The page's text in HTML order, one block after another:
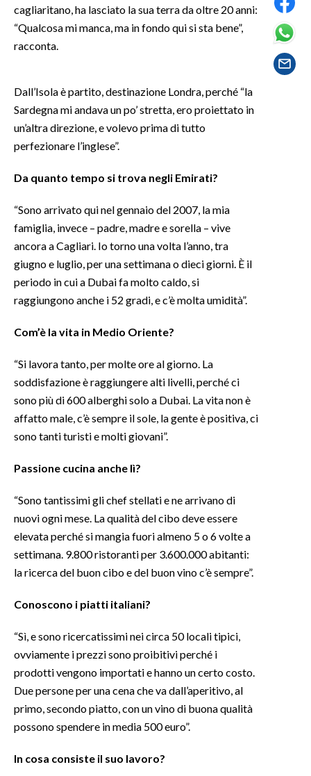
SPETTACOLI
SALUTE
SARDEGNA TURISMO
NOTIZIE
#CARAUNIONE
3 MINUTI CON
INSULARITÀ
INFO AZIENDE
ANNUNCI
NECROLOGI
PUBBLICITÀ
SPIAGGE
cagliaritano, ha lasciato la sua terra da oltre 20 anni:
“Qualcosa mi manca, ma in fondo qui si sta bene”,
racconta.
Dall’Isola è partito, destinazione Londra, perché “la
Sardegna mi andava un po’ stretta, ero proiettato in
un’altra direzione, e volevo prima di tutto
perfezionare l’inglese”.
Da quanto tempo si trova negli Emirati?
“Sono arrivato qui nel gennaio del 2007, la mia
famiglia, invece – padre, madre e sorella – vive
ancora a Cagliari. Io torno una volta l’anno, tra
giugno e luglio, per una settimana o dieci giorni. È il
periodo in cui a Dubai fa molto caldo, si
raggiungono anche i 52 gradi, e c’è molta umidità”.
Com’è la vita in Medio Oriente?
“Si lavora tanto, per molte ore al giorno. La
soddisfazione è raggiungere alti livelli, perché ci
sono più di 600 alberghi solo a Dubai. La vita non è
affatto male, c’è sempre il sole, la gente è positiva, ci
sono tanti turisti e molti giovani”.
Passione cucina anche lì?
“Sono tantissimi gli chef stellati e ne arrivano di
nuovi ogni mese. La qualità del cibo deve essere
elevata perché si mangia fuori almeno 5 o 6 volte a
settimana. 9.800 ristoranti per 3.600.000 abitanti:
la ricerca del buon cibo e del buon vino c’è sempre”.
Conoscono i piatti italiani?
“Sì, e sono ricercatissimi nei circa 50 locali tipici,
ovviamente i prezzi sono proibitivi perché i
prodotti vengono importati e hanno un certo costo.
Due persone per una cena che va dall’aperitivo, al
primo, secondo piatto, con un vino di buona qualità
possono spendere in media 500 euro”.
In cosa consiste il suo lavoro?